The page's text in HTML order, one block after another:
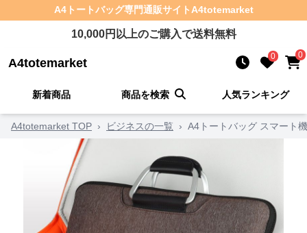
A4トートバッグ専門通販サイト A4totemarket
10,000円以上のご購入で送料無料
A4totemarket 0 0
新着商品 商品を検索 人気ランキング
A4totemarket TOP › ビジネスの一覧 › A4トートバッグ スマート